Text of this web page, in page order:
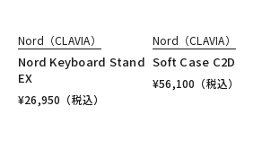
Nord（CLAVIA）
Nord Keyboard Stand
EX
¥26,950 （税込）
Nord（CLAVIA）
Soft Case C2D
¥56,100 （税込）